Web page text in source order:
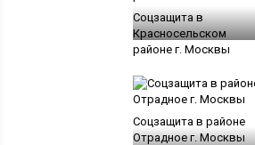
Соцзащита в
Красносельском
районе г. Москвы
Соцзащита в районе
Отрадное г. Москвы